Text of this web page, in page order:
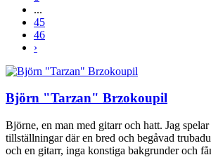
...
45
46
›
Björn "Tarzan" Brzokoupil
Björne, en man med gitarr och hatt. Jag
tillställningar där en bred och begåvad
och en gitarr, inga konstiga bakgrunder och